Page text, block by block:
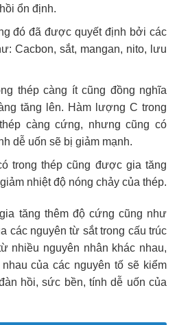
ổn định.
đó đã được quyết định bởi các
Cacbon, sắt, mangan, nito, lưu
thép càng ít cũng đồng nghĩa
tăng lên. Hàm lượng C trong
càng cứng, nhưng cũng có
dễ uốn sẽ bị giảm mạnh.
trong thép cũng được gia tăng
nhiệt độ nóng chảy của thép.
tăng thêm độ cứng cũng như
các nguyên từ sắt trong cấu trúc
nhiều nguyên nhân khác nhau,
của các nguyên tố sẽ kiểm
hồi, sức bền, tính dễ uốn của